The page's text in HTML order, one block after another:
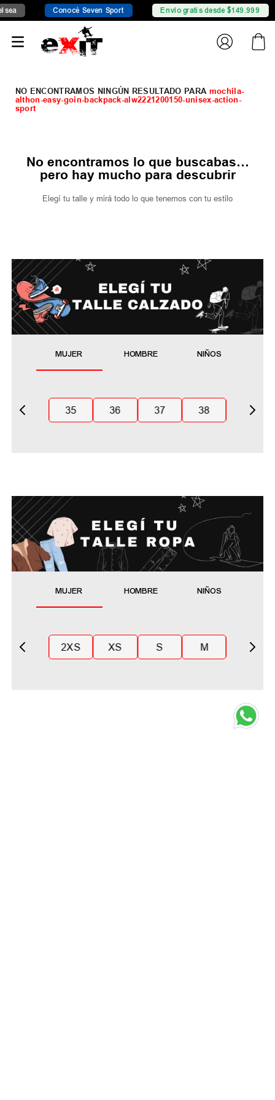
Conocé Seven Sport Envío gratis desde $149.999
mochila-
althon-easy-goin-backpack-alw2221200150-unisex-action-
sport
No encontramos lo que buscabas…
pero hay mucho para descubrir
Elegí tu talle y mirá todo lo que tenemos con tu estilo
MUJER HOMBRE NIÑOS
35 36 37 38
MUJER HOMBRE NIÑOS
2XS XS S M